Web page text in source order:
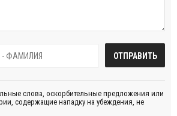
слова, оскорбительные предложения или
содержащие нападку на убеждения, не